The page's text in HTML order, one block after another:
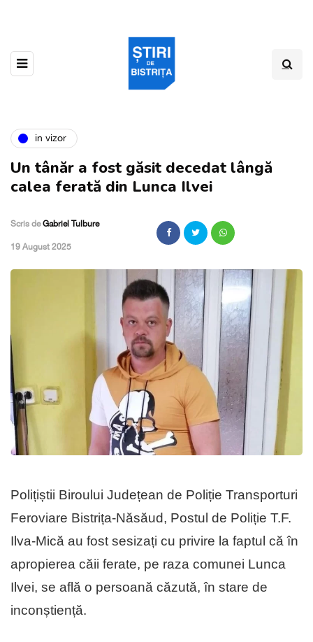
in vizor
Un tânăr a fost găsit decedat lângă
calea ferată din Lunca Ilvei
Scris deGabriel Tulbure
,19 August 2025
Polițiștii Biroului Județean de Poliție Transporturi
Feroviare Bistrița-Năsăud, Postul de Poliție T.F.
Ilva-Mică au fost sesizați cu privire la faptul că în
apropierea căii ferate, pe raza comunei Lunca
Ilvei, se află o persoană căzută, în stare de
inconștiență.